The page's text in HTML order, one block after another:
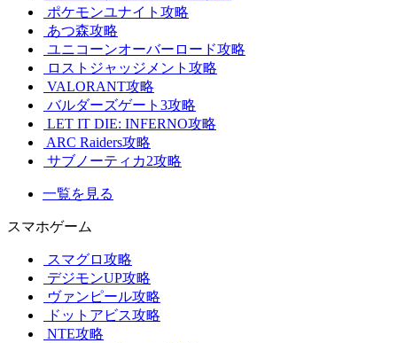
ポケモンユナイト攻略
あつ森攻略
ユニコーンオーバーロード攻略
ロストジャッジメント攻略
VALORANT攻略
バルダーズゲート3攻略
LET IT DIE: INFERNO攻略
ARC Raiders攻略
サブノーティカ2攻略
一覧を見る
スマホゲーム
スマグロ攻略
デジモンUP攻略
ヴァンピール攻略
ドットアビス攻略
NTE攻略